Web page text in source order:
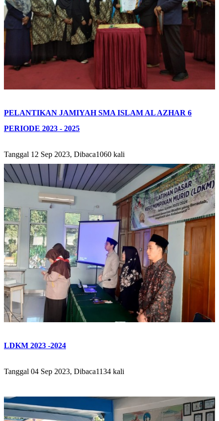
PELANTIKAN JAMIYAH SMA ISLAM AL AZHAR 6
PERIODE 2023 - 2025
Tanggal 12 Sep 2023, Dibaca1060 kali
LDKM 2023 -2024
Tanggal 04 Sep 2023, Dibaca1134 kali